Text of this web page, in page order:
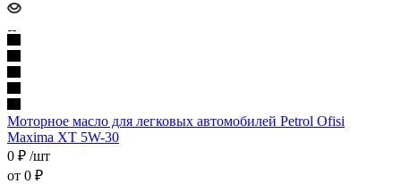
Моторное масло для легковых автомобилей Petrol Ofisi
Maxima XT 5W-30
0 ₽ /шт
от 0 ₽